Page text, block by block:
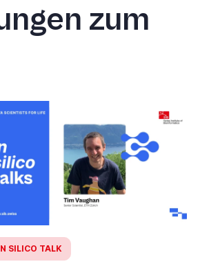
zum
SILICO TALK